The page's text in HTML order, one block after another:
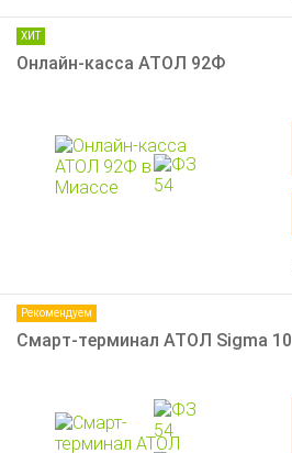
ХИТ
Онлайн-касса АТОЛ 92Ф
Рекомендуем
Смарт-терминал АТОЛ Sigma 10